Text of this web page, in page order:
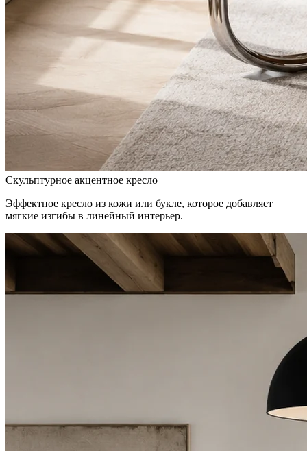
Скульптурное акцентное кресло
Эффектное кресло из кожи или букле, которое добавляет
мягкие изгибы в линейный интерьер.